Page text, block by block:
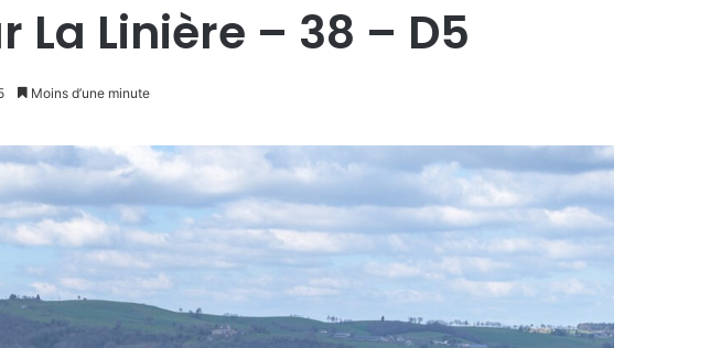
Linière – 38 – D5
Moins d’une minute